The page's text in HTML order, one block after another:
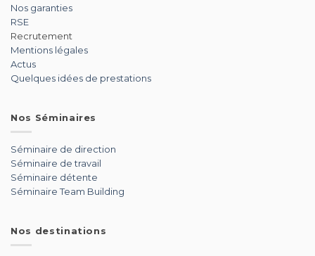
Nos garanties
RSE
Recrutement
Mentions légales
Actus
Quelques idées de prestations
Nos Séminaires
Séminaire de direction
Séminaire de travail
Séminaire détente
Séminaire Team Building
Nos destinations